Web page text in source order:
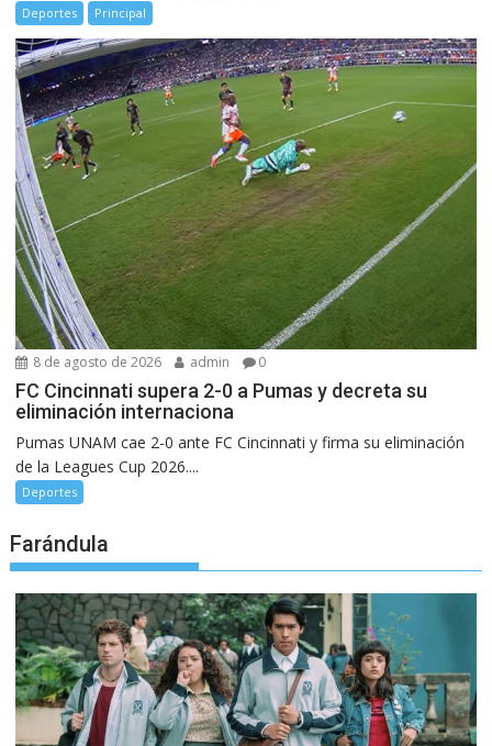
Deportes Principal
8 de agosto de 2026 admin 0
FC Cincinnati supera 2-0 a Pumas y decreta su
eliminación internaciona
Pumas UNAM cae 2-0 ante FC Cincinnati y firma su eliminación
de la Leagues Cup 2026....
Deportes
Farándula